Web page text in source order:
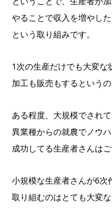
やることで収入を増やし
という取り組みです。
1次の生産だけでも大変な
加工も販売もするという
ある程度、大規模でされて
異業種からの就農でノウハ
成功してる生産者さんはご
小規模な生産者さんが6次
取り組むのはとても大変な